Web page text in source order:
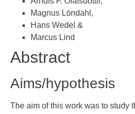
Magnus Löndahl ,
Hans Wedel &
Marcus Lind
Abstract
Aims/hypothesis
The aim of this work was to study